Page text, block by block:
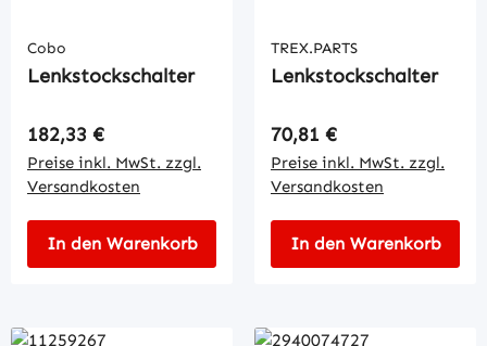
Cobo
Lenkstockschalter
Regulärer Preis:
182,33 €
Preise inkl. MwSt. zzgl.
Versandkosten
In den Warenkorb
TREX.PARTS
Lenkstockschalter
Regulärer Preis:
70,81 €
Preise inkl. MwSt. zzgl.
Versandkosten
In den Warenkorb